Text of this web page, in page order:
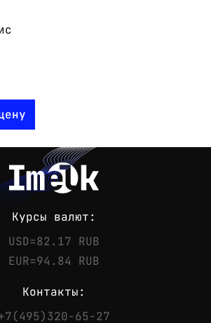
Курсы валют:
USD=82.17 RUB
EUR=94.84 RUB
Контакты:
65-27